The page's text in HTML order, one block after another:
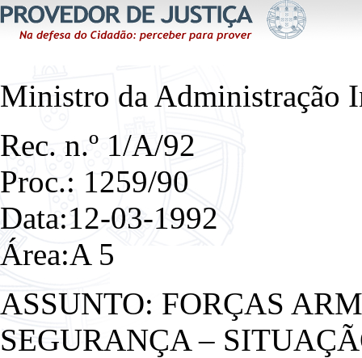
Ministro da Administração
Rec. n.º 1/A/92
Proc.: 1259/90
Data:12-03-1992
Área:A 5
ASSUNTO: FORÇAS
SEGURANÇA –